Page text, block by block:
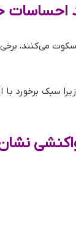
احساسات
سکوت می‌کنند،
سبک برخورد